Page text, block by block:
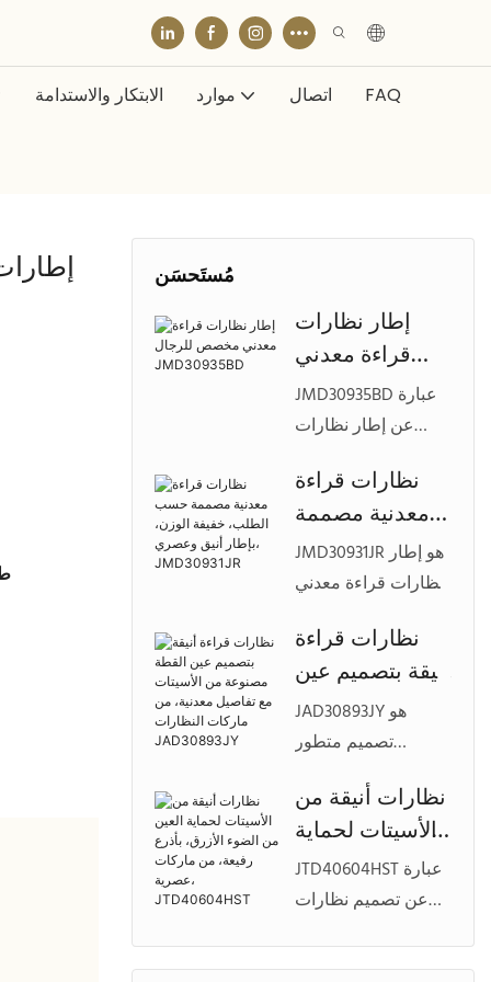
الابتكار والاستدامة موارد اتصال FAQ
مُستَحسَن
إطار نظارات
قراءة معدني
مخصص للرجال
JMD30935BD
JMD30935BD عبارة
عن إطار نظارات
بنصف حافة، يتميز
بتصميم أمامي محكم،
وهيكل خفيف الوزن،
وخيارات ألوان قابلة
النظارات ذات
العلامات التجارية
نظارات قراءة
معدنية مصممة
حسب الطلب،
خفيفة الوزن،
وعصري،
JMD30931JR
JMD30931JR هو إطار
نظارات قراءة معدني
العصريات، ويتميز
بشكل دائري خفيف
الوزن، وتشطيبات
ألوان أنيقة، وتفاصيل
لمجموعات النظارات
ذات العلامات التجارية
الخاصة.
نظارات قراءة
أنيقة بتصميم عين
القطة مصنوعة
من الأسيتات مع
من ماركات
النظارات
JAD30893JY
JAD30893JY هو
تصميم متطور
المصنوعة من
الأسيتات، يتميز
بتصميم أنثوي على
شكل عين القطة،
نظارات أنيقة من
الأسيتات لحماية
العين من الضوء
الأزرق، بأذرع
ماركات عصرية،
JTD40604HST عبارة
عن تصميم نظارات
من الأسيتات لحماية